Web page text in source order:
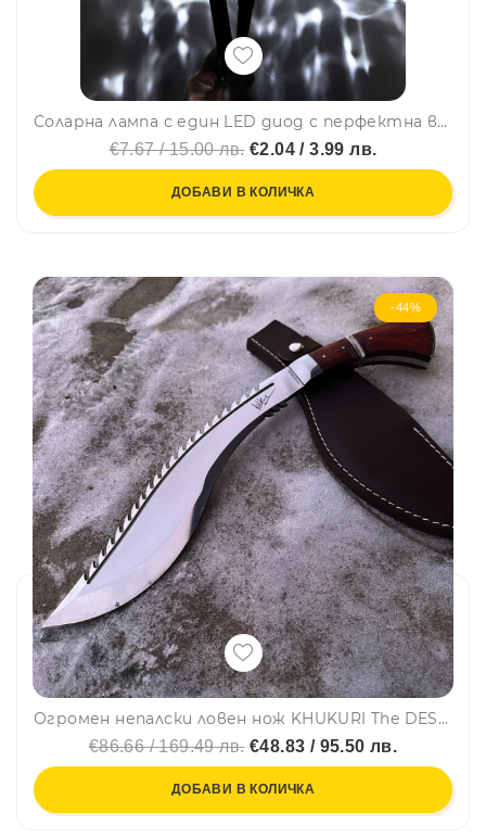
Соларна лампа с един LED диод с перфектна височина за дворове, тераси, градини, къмпинг
€7.67 / 15.00 лв.€2.04 / 3.99 лв.
ДОБАВИ В КОЛИЧКА
-44%
Огромен непалски ловен нож KHUKURI The DESTRPYER, стомана 420 фултанг, тегло 879 гр., кожена кания
€86.66 / 169.49 лв.€48.83 / 95.50 лв.
ДОБАВИ В КОЛИЧКА